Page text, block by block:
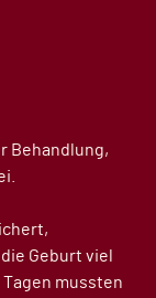
Behandlung,
Geburt viel
mussten